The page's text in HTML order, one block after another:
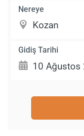
Nereye
Gidiş Tarihi